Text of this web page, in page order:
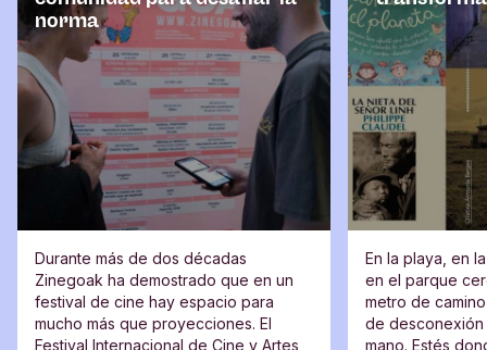
norma
Durante más de dos décadas
Zinegoak ha demostrado que en un
festival de cine hay espacio para
mucho más que proyecciones. El
Festival Internacional de Cine y Artes
En la playa, en
en el parque
metro de
de
mano. Estés